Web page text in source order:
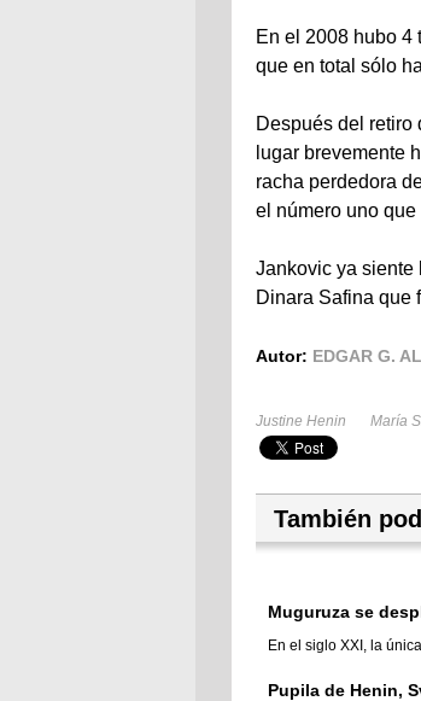
En el 2008 hubo 4
que en total sólo
Después del retiro
lugar brevemente
racha perdedora
el número uno
Jankovic ya siente
Dinara Safina que
Autor: EDGAR G.
Justine Henin María
También
Muguruza se
En el siglo XXI, la
Pupila de Henin,